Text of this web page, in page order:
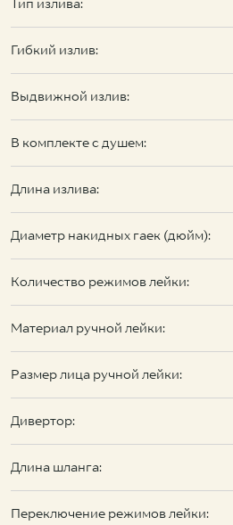
Тип излива:
Гибкий излив:
Выдвижной излив:
В комплекте с душем:
Длина излива:
Диаметр накидных гаек (дюйм):
Количество режимов лейки:
Материал ручной лейки:
Размер лица ручной лейки:
Дивертор:
Длина шланга:
Переключение режимов лейки: